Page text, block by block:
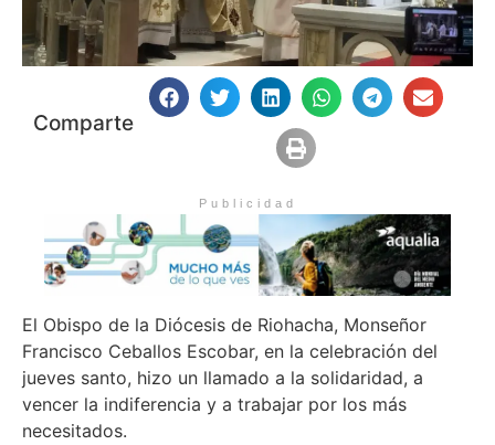
Comparte
Publicidad
El Obispo de la Diócesis de Riohacha, Monseñor
Francisco Ceballos Escobar, en la celebración del
jueves santo, hizo un llamado a la solidaridad, a
vencer la indiferencia y a trabajar por los más
necesitados.